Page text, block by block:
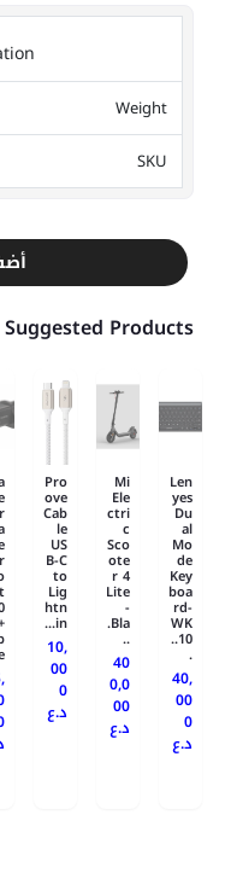
Weight
SKU
Suggested Products
Len
yes
Du
al
Mo
de
Key
boa
rd-
WK
10..
.
40,
00
0
د.ع
Mi
Ele
ctri
c
Sco
ote
r 4
Lite
-
Bla.
..
40
0,0
00
د.ع
Pro
ove
Cab
le
US
B-C
to
Lig
htn
in...
10,
00
0
د.ع
r
r